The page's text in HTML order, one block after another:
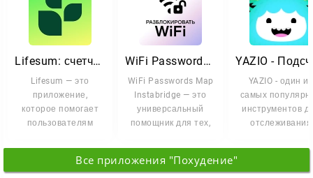
Lifesum: счетчик калорий
Lifesum — это
приложение,
которое помогает
пользователям
полезные привычки
и следить
WiFi Passwords Instabridge
WiFi Passwords Map
Instabridge — это
универсальный
помощник для тех,
оставаться на
YAZIO - один из
самых
инструментов
отслеживания
составления
Все приложения "Похудение"